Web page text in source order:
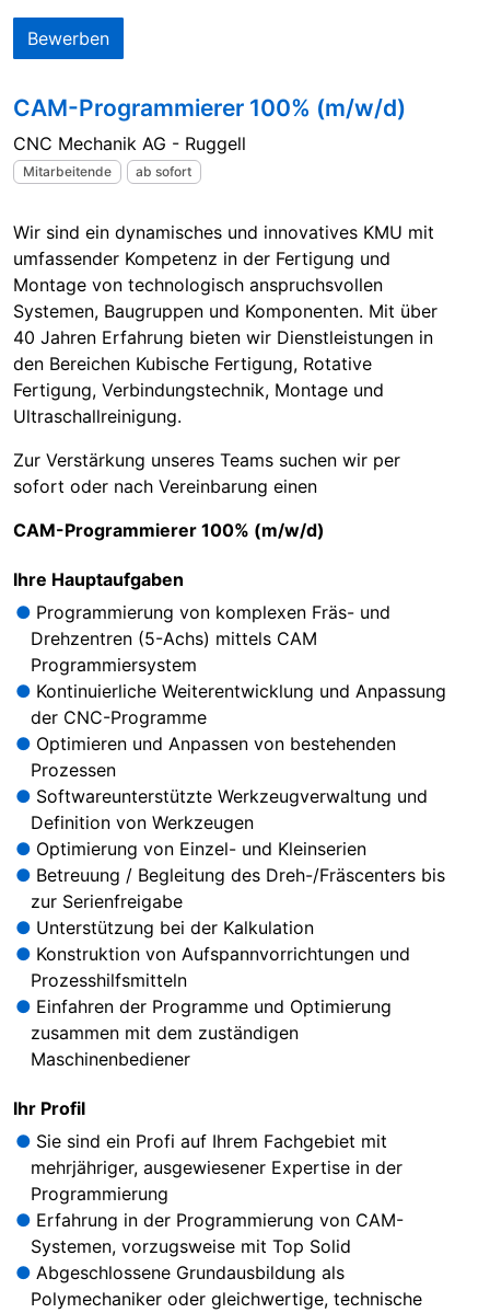
Bewerben
CAM-Programmierer 100% (m/w/d)
CNC Mechanik AG - Ruggell
Mitarbeitende ab sofort
Wir sind ein dynamisches und innovatives KMU mit
umfassender Kompetenz in der Fertigung und
Montage von technologisch anspruchsvollen
Systemen, Baugruppen und Komponenten. Mit über
40 Jahren Erfahrung bieten wir Dienstleistungen in
den Bereichen Kubische Fertigung, Rotative
Fertigung, Verbindungstechnik, Montage und
Ultraschallreinigung.
Zur Verstärkung unseres Teams suchen wir per
sofort oder nach Vereinbarung einen
CAM-Programmierer 100% (m/w/d)
Ihre Hauptaufgaben
Programmierung von komplexen Fräs- und
Drehzentren (5-Achs) mittels CAM
Programmiersystem
Kontinuierliche Weiterentwicklung und Anpassung
der CNC-Programme
Optimieren und Anpassen von bestehenden
Prozessen
Softwareunterstützte Werkzeugverwaltung und
Definition von Werkzeugen
Optimierung von Einzel- und Kleinserien
Betreuung / Begleitung des Dreh-/Fräscenters bis
zur Serienfreigabe
Unterstützung bei der Kalkulation
Konstruktion von Aufspannvorrichtungen und
Prozesshilfsmitteln
Einfahren der Programme und Optimierung
zusammen mit dem zuständigen
Maschinenbediener
Ihr Profil
Sie sind ein Profi auf Ihrem Fachgebiet mit
mehrjähriger, ausgewiesener Expertise in der
Programmierung
Erfahrung in der Programmierung von CAM-
Systemen, vorzugsweise mit Top Solid
Abgeschlossene Grundausbildung als
Polymechaniker oder gleichwertige, technische